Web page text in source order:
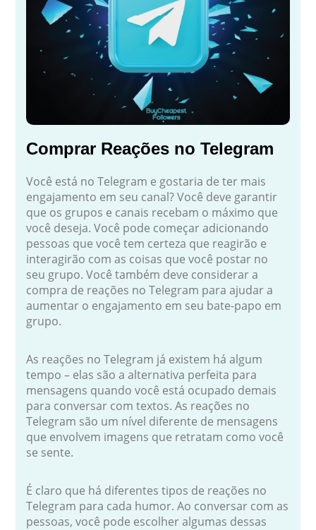
Comprar Reações no Telegram
Você está no Telegram e gostaria de ter mais
engajamento em seu canal? Você deve garantir
que os grupos e canais recebam o máximo que
você deseja. Você pode começar adicionando
pessoas que você tem certeza que reagirão e
interagirão com as coisas que você postar no
seu grupo. Você também deve considerar a
compra de reações no Telegram para ajudar a
aumentar o engajamento em seu bate-papo em
grupo.
As reações no Telegram já existem há algum
tempo – elas são a alternativa perfeita para
mensagens quando você está ocupado demais
para conversar com textos. As reações no
Telegram são um nível diferente de mensagens
que envolvem imagens que retratam como você
se sente.
É claro que há diferentes tipos de reações no
Telegram para cada humor. Ao conversar com as
pessoas, você pode escolher algumas dessas